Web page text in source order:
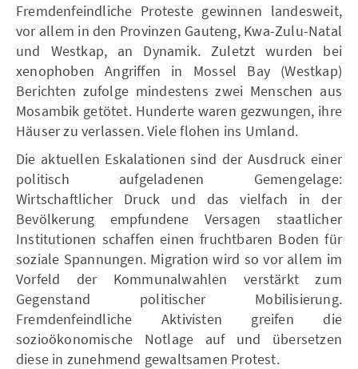
Fremdenfeindliche Proteste gewinnen landesweit,
vor allem in den Provinzen Gauteng, Kwa-Zulu-Natal
und Westkap, an Dynamik. Zuletzt wurden bei
xenophoben Angriffen in Mossel Bay (Westkap)
Berichten zufolge mindestens zwei Menschen aus
Mosambik getötet. Hunderte waren gezwungen, ihre
Häuser zu verlassen. Viele flohen ins Umland.
Die aktuellen Eskalationen sind der Ausdruck einer
politisch aufgeladenen Gemengelage:
Wirtschaftlicher Druck und das vielfach in der
Bevölkerung empfundene Versagen staatlicher
Institutionen schaffen einen fruchtbaren Boden für
soziale Spannungen. Migration wird so vor allem im
Vorfeld der Kommunalwahlen verstärkt zum
Gegenstand politischer Mobilisierung.
Fremdenfeindliche Aktivisten greifen die
sozioökonomische Notlage auf und übersetzen
diese in zunehmend gewaltsamen Protest.